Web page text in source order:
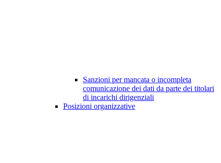
Sanzioni per mancata o incompleta
comunicazione dei dati da parte dei titolari
di incarichi dirigenziali
Posizioni organizzative